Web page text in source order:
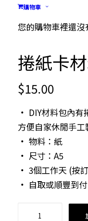
購物車
您的購物車裡還沒
捲紙卡
$15.00
• DIY材料包內有
方便自家休閒手工
• 物料：紙
• 尺寸：A5
• 3個工作天 (按
• 自取或順豐到付